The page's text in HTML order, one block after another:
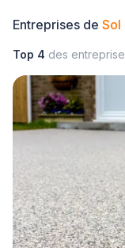
Entreprises de Sol
Top 4 des